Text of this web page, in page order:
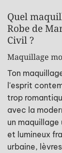
Quel
Robe de
Civil ?
Maquillage
Ton
l'esprit
trop
avec la
un
et lumineux
urbaine,